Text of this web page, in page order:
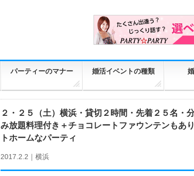
パーティーのマナー 婚活イベントの種類
２・２５（土）横浜・貸切２時間・先着２５名
み放題料理付き＋チョコレートファウンテンも
トホームなパーティ
2017.2.2｜ 横浜